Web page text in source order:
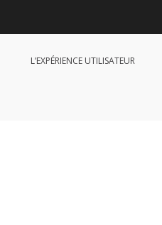
L’EXPÉRIENCE UTILISATEUR